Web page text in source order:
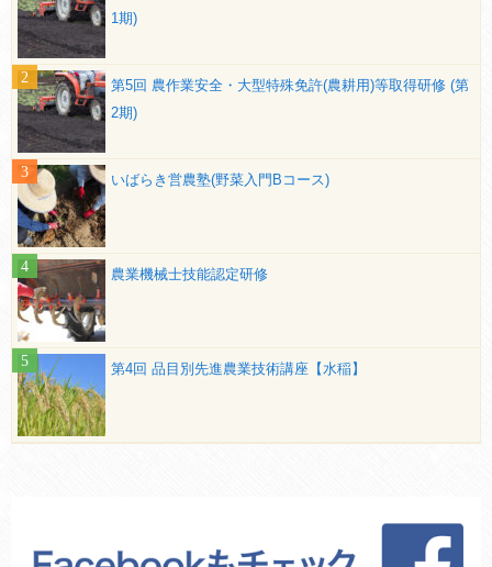
1期)
第5回 農作業安全・大型特殊免許(農耕用)等取得研修 (第
2期)
いばらき営農塾(野菜入門Bコース)
農業機械士技能認定研修
第4回 品目別先進農業技術講座【水稲】